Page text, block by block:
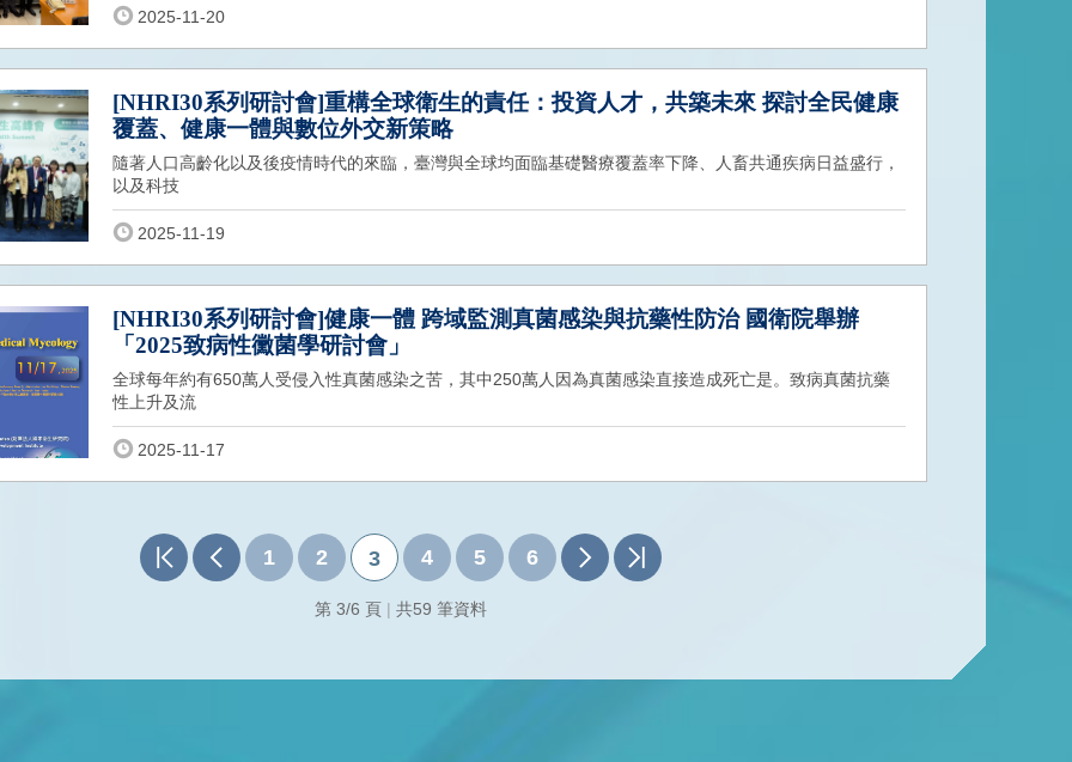
2025-11-20
[NHRI30系列研討會]重構全球衛生的責任：投資人才，共築未來 探討全民健康
覆蓋、健康一體與數位外交新策略
隨著人口高齡化以及後疫情時代的來臨，臺灣與全球均面臨基礎醫療覆蓋率下降、人畜共通疾病日益盛行，
以及科技
2025-11-19
[NHRI30系列研討會]健康一體 跨域監測真菌感染與抗藥性防治 國衛院舉辦
「2025致病性黴菌學研討會」
全球每年約有650萬人受侵入性真菌感染之苦，其中250萬人因為真菌感染直接造成死亡是。致病真菌抗藥
性上升及流
2025-11-17
1 2 3 4 5 6
第 3/6 頁 | 共59 筆資料